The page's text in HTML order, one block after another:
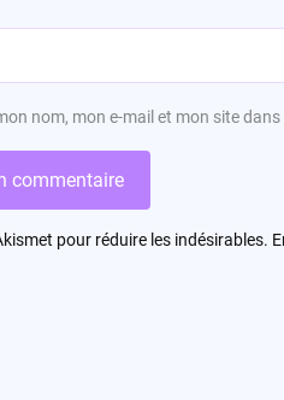
nom, mon e-mail et mon site
pour réduire les indésirables.